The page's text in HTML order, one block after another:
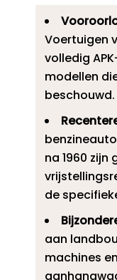
Voertuigen
volledig
modellen
beschouwd.​
na 1960
de
aan
machines